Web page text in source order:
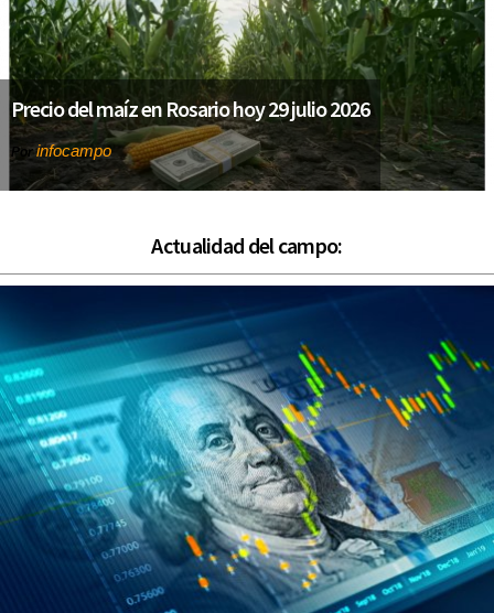
Precio del maíz en Rosario hoy 29 julio 2026
Porinfocampo
Actualidad del campo: